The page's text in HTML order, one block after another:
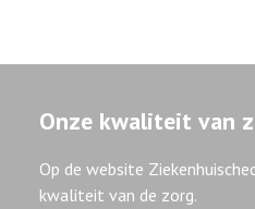
Onze kwaliteit van
Op de website
kwaliteit van de zorg.